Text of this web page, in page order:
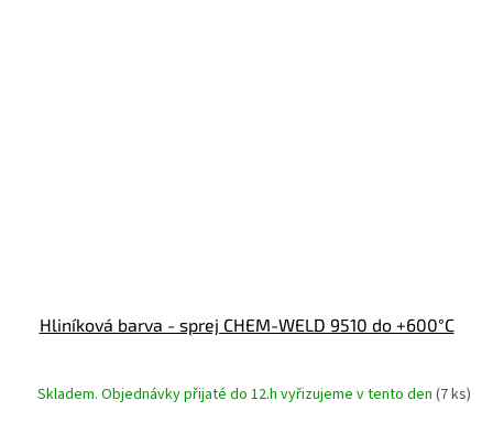
Hliníková barva - sprej CHEM-WELD 9510 do +600°C
Skladem. Objednávky přijaté do 12.h vyřizujeme v tento den (7 ks)